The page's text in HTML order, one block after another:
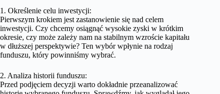
1. Określenie celu inwestycji:
Pierwszym krokiem jest zastanowienie się nad celem
inwestycji. Czy chcemy osiągnąć wysokie zyski w krótkim
okresie, czy może zależy nam na stabilnym wzroście kapitału
w dłuższej perspektywie? Ten wybór wpłynie na rodzaj
funduszu, który powinniśmy wybrać.
2. Analiza historii funduszu:
Przed podjęciem decyzji warto dokładnie przeanalizować